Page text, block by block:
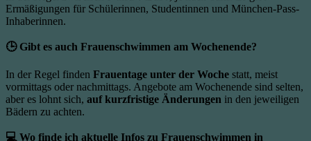
Ermäßigungen für Schülerinnen, Studentinnen und München-Pass-
Inhaberinnen.
🕒 Gibt es auch Frauenschwimmen am Wochenende?
In der Regel finden Frauentage unter der Woche statt, meist
vormittags oder nachmittags. Angebote am Wochenende sind selten,
aber es lohnt sich, auf kurzfristige Änderungen in den jeweiligen
Bädern zu achten.
💻 Wo finde ich aktuelle Infos zu Frauenschwimmen in